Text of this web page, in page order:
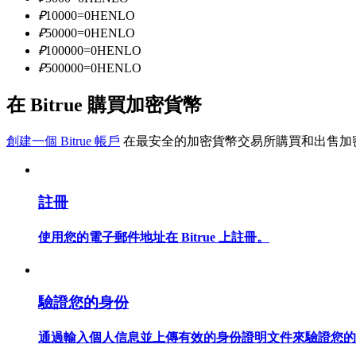
成為跟單交易員
合約資訊
₽10000=0HENLO
₽50000=0HENLO
₽100000=0HENLO
₽500000=0HENLO
在 Bitrue 購買加密貨幣
創建一個 Bitrue 帳戶 在最安全的加密貨幣交易所購買和出售加
註冊
使用您的電子郵件地址在 Bitrue 上註冊。
驗證您的身份
通過輸入個人信息並上傳有效的身份證明文件來驗證您的